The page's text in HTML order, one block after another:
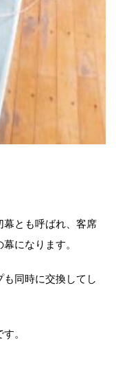
とも呼ばれ、客席
になります。
同時に交換してし
。